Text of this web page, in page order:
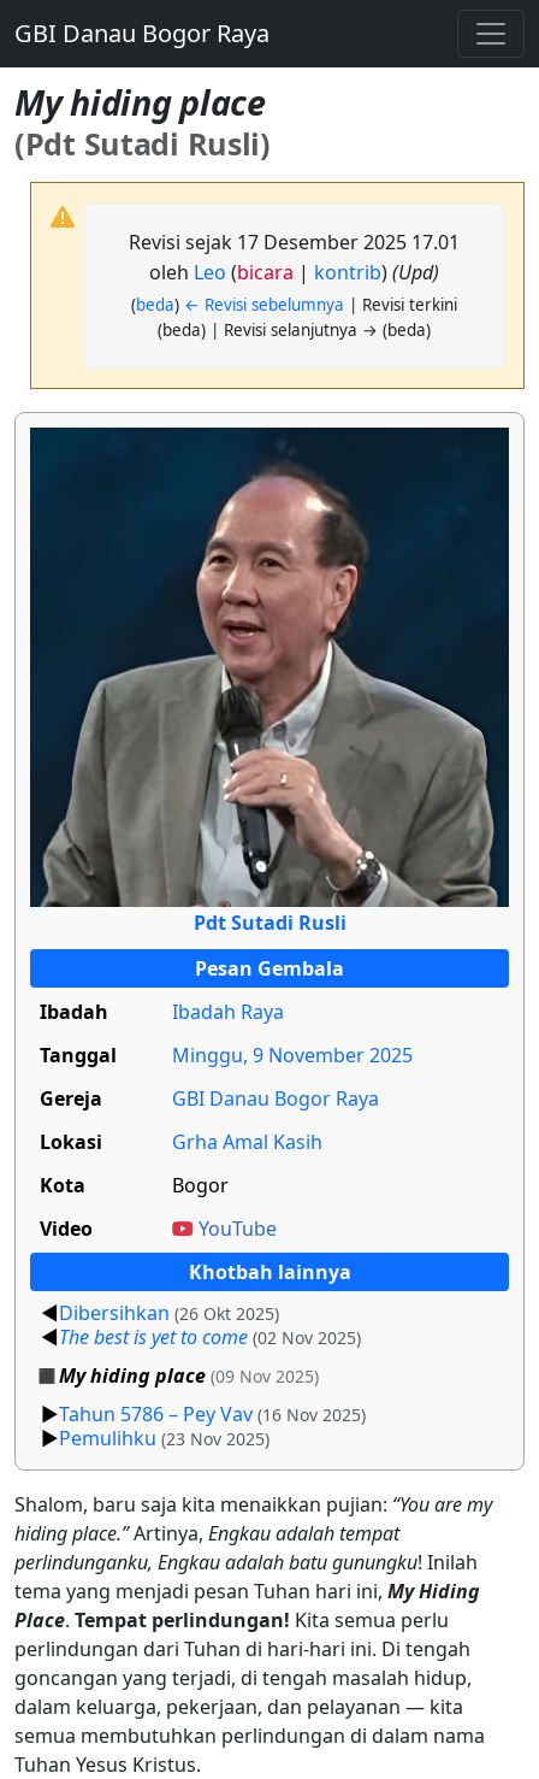
GBI Danau Bogor Raya
My hiding place
(Pdt Sutadi Rusli)
Revisi sejak 17 Desember 2025 17.01
oleh Leo (bicara | kontrib)(Upd)
(beda) ← Revisi sebelumnya | Revisi terkini
(beda) | Revisi selanjutnya → (beda)
Pdt Sutadi Rusli
Pesan Gembala
Ibadah
Ibadah Raya
Tanggal
Minggu, 9 November 2025
Gereja
GBI Danau Bogor Raya
Lokasi
Grha Amal Kasih
Kota
Bogor
Video
YouTube
Khotbah lainnya
Dibersihkan (26 Okt 2025)
The best is yet to come (02 Nov 2025)
My hiding place (09 Nov 2025)
Tahun 5786 – Pey Vav (16 Nov 2025)
Pemulihku (23 Nov 2025)
Shalom, baru saja kita menaikkan pujian: “You are my
hiding place.”Artinya, Engkau adalah tempat
perlindunganku, Engkau adalah batu gunungku! Inilah
tema yang menjadi pesan Tuhan hari ini, My Hiding
Place. Tempat perlindungan! Kita semua perlu
perlindungan dari Tuhan di hari-hari ini. Di tengah
goncangan yang terjadi, di tengah masalah hidup,
dalam keluarga, pekerjaan, dan pelayanan — kita
semua membutuhkan perlindungan di dalam nama
Tuhan Yesus Kristus.